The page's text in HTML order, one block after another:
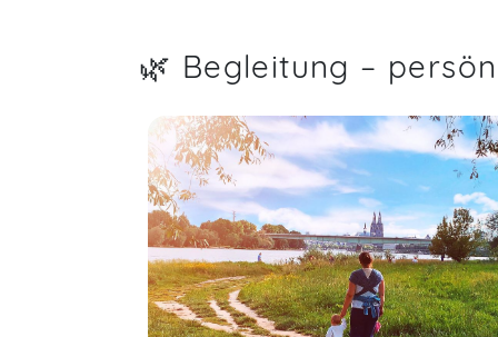
🌿 Begleitung –